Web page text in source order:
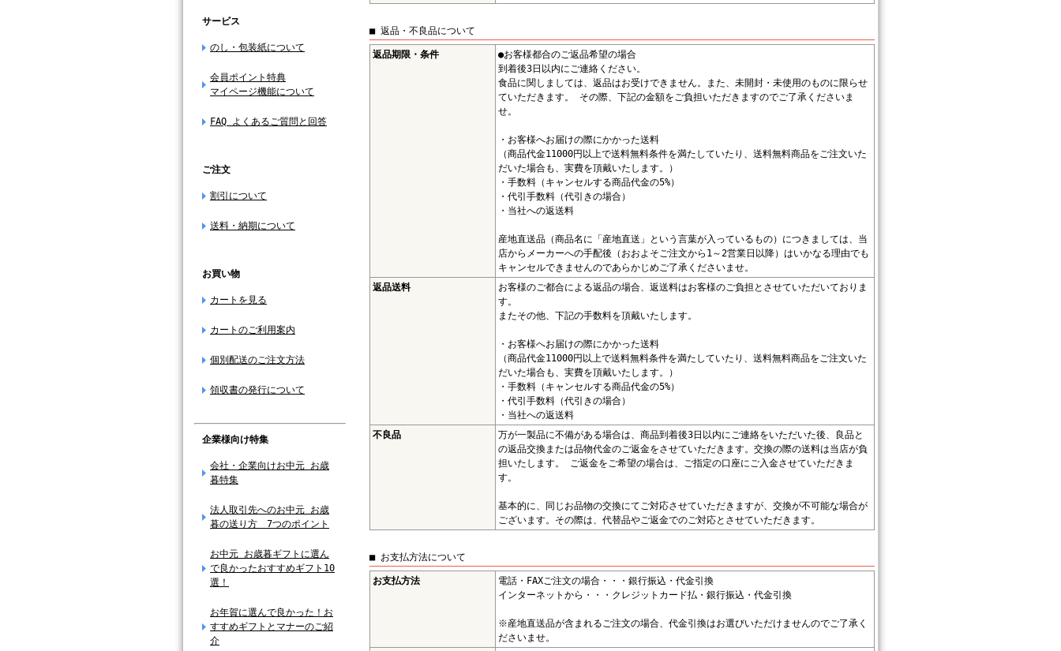
サービス
のし・包装紙について
会員ポイント特典
マイページ機能について
FAQ よくあるご質問と回答
ご注文
割引について
送料・納期について
お買い物
カートを見る
カートのご利用案内
個別配送のご注文方法
領収書の発行について
企業様向け特集
会社・企業向けお中元 お歳
暮特集
法人取引先へのお中元 お歳
暮の送り方 7つのポイント
お中元 お歳暮ギフトに選ん
で良かったおすすめギフト10
選！
お年賀に選んで良かった！お
すすめギフトとマナーのご紹
介
■ 返品・不良品について
返品期限・条件
●お客様都合のご返品希望の場合
到着後3日以内にご連絡ください。
食品に関しましては、返品はお受けできません。また、未開封・未使用のものに限らせ
ていただきます。 その際、下記の金額をご負担いただきますのでご了承くださいま
せ。
・お客様へお届けの際にかかった送料
（商品代金11000円以上で送料無料条件を満たしていたり、送料無料商品をご注文いた
だいた場合も、実費を頂戴いたします。）
・手数料（キャンセルする商品代金の5%）
・代引手数料（代引きの場合）
・当社への返送料
産地直送品（商品名に「産地直送」という言葉が入っているもの）につきましては、当
店からメーカーへの手配後（おおよそご注文から1～2営業日以降）はいかなる理由でも
キャンセルできませんのであらかじめご了承くださいませ。
返品送料
お客様のご都合による返品の場合、返送料はお客様のご負担とさせていただいておりま
す。
またその他、下記の手数料を頂戴いたします。
・お客様へお届けの際にかかった送料
（商品代金11000円以上で送料無料条件を満たしていたり、送料無料商品をご注文いた
だいた場合も、実費を頂戴いたします。）
・手数料（キャンセルする商品代金の5%）
・代引手数料（代引きの場合）
・当社への返送料
不良品
万が一製品に不備がある場合は、商品到着後3日以内にご連絡をいただいた後、良品と
の返品交換または品物代金のご返金をさせていただきます。交換の際の送料は当店が負
担いたします。 ご返金をご希望の場合は、ご指定の口座にご入金させていただきま
す。
基本的に、同じお品物の交換にてご対応させていただきますが、交換が不可能な場合が
ございます。その際は、代替品やご返金でのご対応とさせていただきます。
■ お支払方法について
お支払方法
電話・FAXご注文の場合・・・銀行振込・代金引換
インターネットから・・・クレジットカード払・銀行振込・代金引換
※産地直送品が含まれるご注文の場合、代金引換はお選びいただけませんのでご了承く
ださいませ。